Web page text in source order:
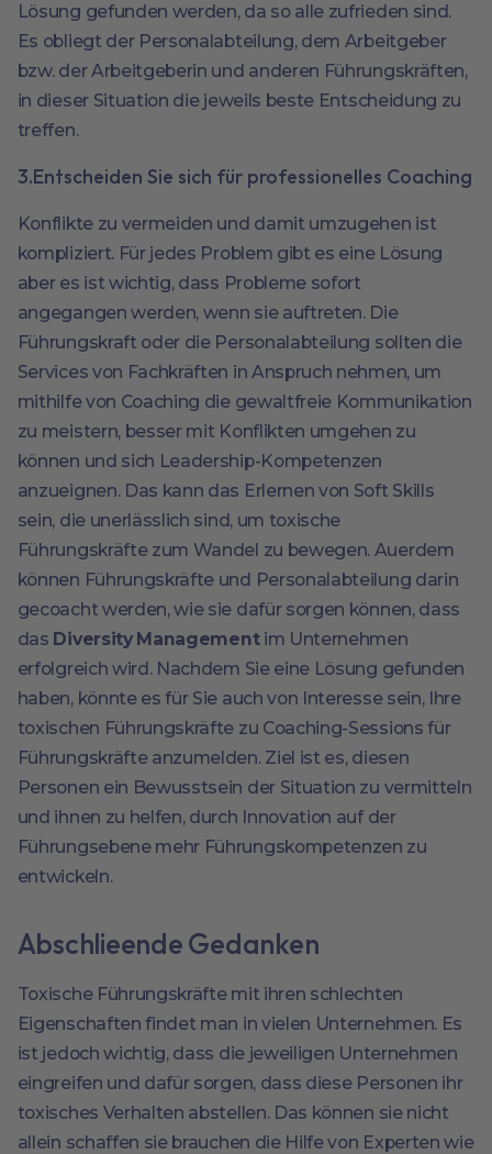
Lösung gefunden werden, da so alle zufrieden sind.
Es obliegt der Personalabteilung, dem Arbeitgeber
bzw. der Arbeitgeberin und anderen Führungskräften,
in dieser Situation die jeweils beste Entscheidung zu
treffen.
3.Entscheiden Sie sich für professionelles Coaching
Konflikte zu vermeiden und damit umzugehen ist
kompliziert. Für jedes Problem gibt es eine Lösung
aber es ist wichtig, dass Probleme sofort
angegangen werden, wenn sie auftreten. Die
Führungskraft oder die Personalabteilung sollten die
Services von Fachkräften in Anspruch nehmen, um
mithilfe von Coaching die gewaltfreie Kommunikation
zu meistern, besser mit Konflikten umgehen zu
können und sich Leadership-Kompetenzen
anzueignen. Das kann das Erlernen von Soft Skills
sein, die unerlässlich sind, um toxische
Führungskräfte zum Wandel zu bewegen. Auerdem
können Führungskräfte und Personalabteilung darin
gecoacht werden, wie sie dafür sorgen können, dass
das Diversity Managementim Unternehmen
erfolgreich wird. Nachdem Sie eine Lösung gefunden
haben, könnte es für Sie auch von Interesse sein, Ihre
toxischen Führungskräfte zu Coaching-Sessions für
Führungskräfte anzumelden. Ziel ist es, diesen
Personen ein Bewusstsein der Situation zu vermitteln
und ihnen zu helfen, durch Innovation auf der
Führungsebene mehr Führungskompetenzen zu
entwickeln.
Abschlieende Gedanken
Toxische Führungskräfte mit ihren schlechten
Eigenschaften findet man in vielen Unternehmen. Es
ist jedoch wichtig, dass die jeweiligen Unternehmen
eingreifen und dafür sorgen, dass diese Personen ihr
toxisches Verhalten abstellen. Das können sie nicht
allein schaffen sie brauchen die Hilfe von Experten wie